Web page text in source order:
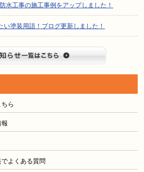
水工事の施工事例をアップしました！
い塗装用語！ブログ更新しました！
ら
よくある質問